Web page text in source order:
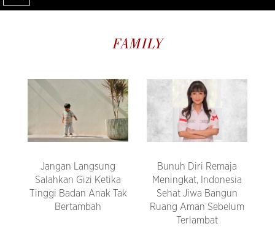
FAMILY
Jangan Langsung
Salahkan Gizi Ketika
Tinggi Badan Anak Tak
Bertambah
Bunuh Diri Remaja
Meningkat, Indonesia
Sehat Jiwa Bangun
Ruang Aman Sebelum
Terlambat